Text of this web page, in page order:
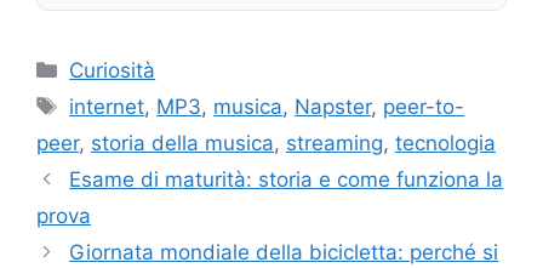
Categorie
Curiosità
Tag
internet, MP3, musica, Napster, peer-to-
peer, storia della musica, streaming, tecnologia
Esame di maturità: storia e come funziona la
prova
Giornata mondiale della bicicletta: perché si